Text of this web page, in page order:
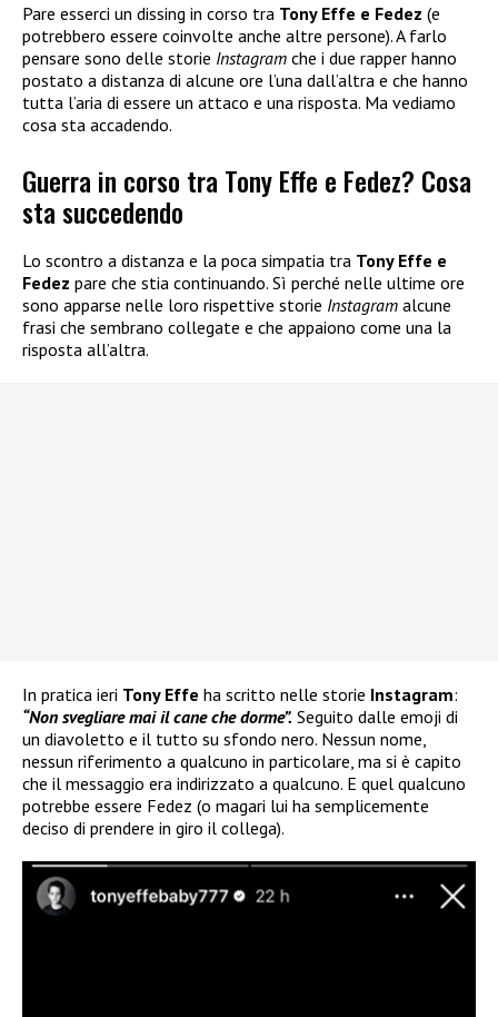
Pare esserci un dissing in corso tra Tony Effe e Fedez (e
potrebbero essere coinvolte anche altre persone). A farlo
pensare sono delle storie Instagram che i due rapper hanno
postato a distanza di alcune ore l’una dall’altra e che hanno
tutta l’aria di essere un attaco e una risposta. Ma vediamo
cosa sta accadendo.
Guerra in corso tra Tony Effe e Fedez? Cosa
sta succedendo
Lo scontro a distanza e la poca simpatia tra Tony Effe e
Fedez pare che stia continuando. Sì perché nelle ultime ore
sono apparse nelle loro rispettive storie Instagram alcune
frasi che sembrano collegate e che appaiono come una la
risposta all’altra.
In pratica ieri Tony Effe ha scritto nelle storie Instagram:
“Non svegliare mai il cane che dorme”. Seguito dalle emoji di
un diavoletto e il tutto su sfondo nero. Nessun nome,
nessun riferimento a qualcuno in particolare, ma si è capito
che il messaggio era indirizzato a qualcuno. E quel qualcuno
potrebbe essere Fedez (o magari lui ha semplicemente
deciso di prendere in giro il collega).